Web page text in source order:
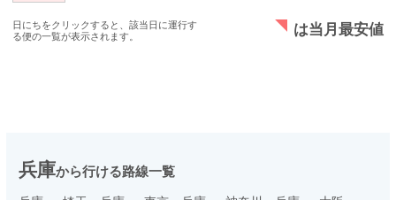
日にちをクリックすると、該当日に運行す
る便の一覧が表示されます。
は当月最安値
兵庫から行ける路線一覧